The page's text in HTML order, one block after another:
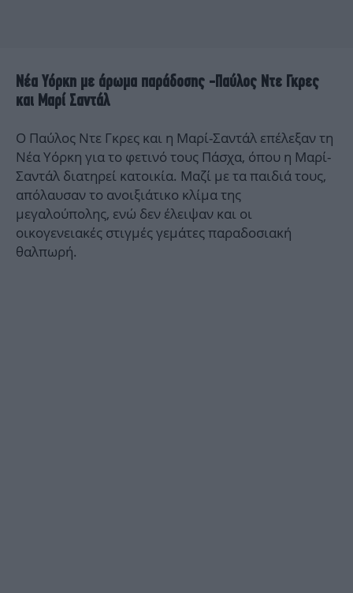
Νέα Υόρκη με άρωμα παράδοσης -Παύλος Ντε Γκρες
και Μαρί Σαντάλ
Ο Παύλος Ντε Γκρες και η Μαρί-Σαντάλ επέλεξαν τη
Νέα Υόρκη για το φετινό τους Πάσχα, όπου η Μαρί-
Σαντάλ διατηρεί κατοικία. Μαζί με τα παιδιά τους,
απόλαυσαν το ανοιξιάτικο κλίμα της
μεγαλούπολης, ενώ δεν έλειψαν και οι
οικογενειακές στιγμές γεμάτες παραδοσιακή
θαλπωρή.